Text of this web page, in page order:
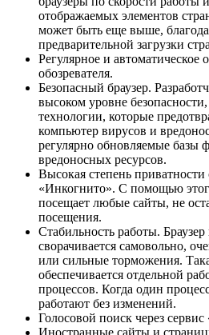
отображаемых элементов
может быть еще выше,
предварительной загрузки
Регулярное и автоматическое
обозревателя.
Безопасный браузер.
высоком уровне
технологии, которые
компьютер вирусов и
регулярно обновляемые базы
вредоносных ресурсов.
Высокая степень
«Инкогнито». С помощью
посещает любые сайты, не
посещения.
Стабильность работы. Браузер
сворачивается самовольно,
или сильные торможения.
обеспечивается отдельной
процессов. Когда один
работают без изменений.
Голосовой поиск через
Иностранные сайты и